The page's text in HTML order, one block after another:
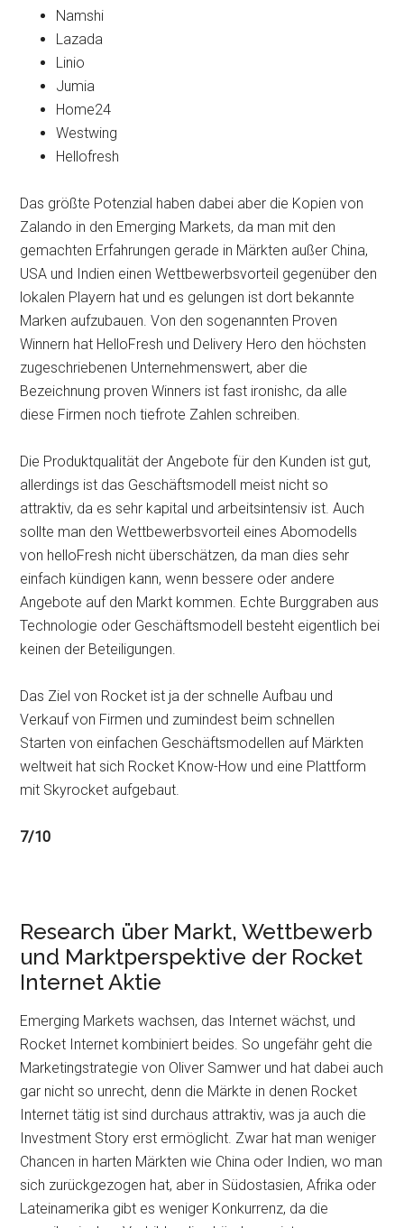
Namshi
Lazada
Linio
Jumia
Home24
Westwing
Hellofresh
Das größte Potenzial haben dabei aber die Kopien von
Zalando in den Emerging Markets, da man mit den
gemachten Erfahrungen gerade in Märkten außer China,
USA und Indien einen Wettbewerbsvorteil gegenüber den
lokalen Playern hat und es gelungen ist dort bekannte
Marken aufzubauen. Von den sogenannten Proven
Winnern hat HelloFresh und Delivery Hero den höchsten
zugeschriebenen Unternehmenswert, aber die
Bezeichnung proven Winners ist fast ironishc, da alle
diese Firmen noch tiefrote Zahlen schreiben.
Die Produktqualität der Angebote für den Kunden ist gut,
allerdings ist das Geschäftsmodell meist nicht so
attraktiv, da es sehr kapital und arbeitsintensiv ist. Auch
sollte man den Wettbewerbsvorteil eines Abomodells
von helloFresh nicht überschätzen, da man dies sehr
einfach kündigen kann, wenn bessere oder andere
Angebote auf den Markt kommen. Echte Burggraben aus
Technologie oder Geschäftsmodell besteht eigentlich bei
keinen der Beteiligungen.
Das Ziel von Rocket ist ja der schnelle Aufbau und
Verkauf von Firmen und zumindest beim schnellen
Starten von einfachen Geschäftsmodellen auf Märkten
weltweit hat sich Rocket Know-How und eine Plattform
mit Skyrocket aufgebaut.
7/10
Research über Markt, Wettbewerb
und Marktperspektive der Rocket
Internet Aktie
Emerging Markets wachsen, das Internet wächst, und
Rocket Internet kombiniert beides. So ungefähr geht die
Marketingstrategie von Oliver Samwer und hat dabei auch
gar nicht so unrecht, denn die Märkte in denen Rocket
Internet tätig ist sind durchaus attraktiv, was ja auch die
Investment Story erst ermöglicht. Zwar hat man weniger
Chancen in harten Märkten wie China oder Indien, wo man
sich zurückgezogen hat, aber in Südostasien, Afrika oder
Lateinamerika gibt es weniger Konkurrenz, da die